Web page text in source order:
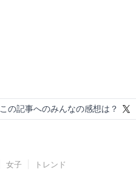
この記事へのみんなの感想は？
女子 トレンド